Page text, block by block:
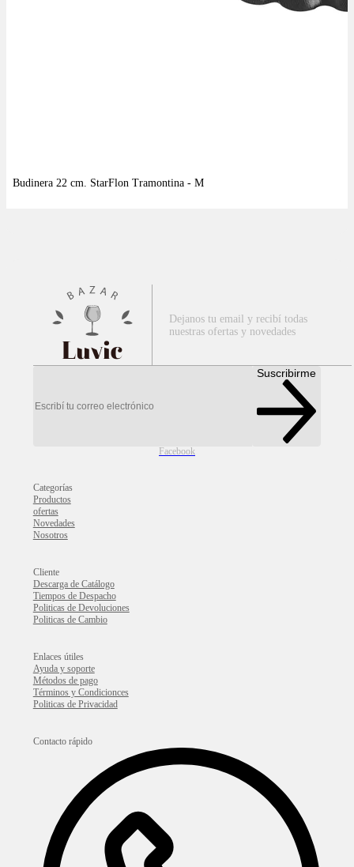
Luvic
Dejanos tu email y recibí todas
nuestras ofertas y novedades
Suscribirme
Facebook
Categorías
Productos
ofertas
Novedades
Nosotros
Cliente
Descarga de Catálogo
Tiempos de Despacho
Politicas de Devoluciones
Politicas de Cambio
Enlaces útiles
Ayuda y soporte
Métodos de pago
Términos y Condicionces
Politicas de Privacidad
Contacto rápido